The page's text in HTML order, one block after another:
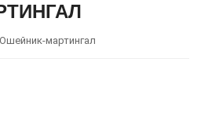
Ошейник-мартингал